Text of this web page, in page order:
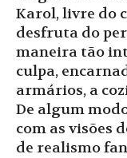
Karol, livre do
desfruta do
maneira tão
culpa,
armários, a
De algum
com as visões
de realismo